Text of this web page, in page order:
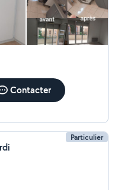
Contacter
Particulier